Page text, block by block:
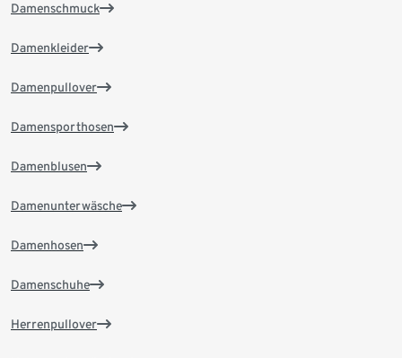
Damenschmuck
Damenkleider
Damenpullover
Damensporthosen
Damenblusen
Damenunterwäsche
Damenhosen
Damenschuhe
Herrenpullover